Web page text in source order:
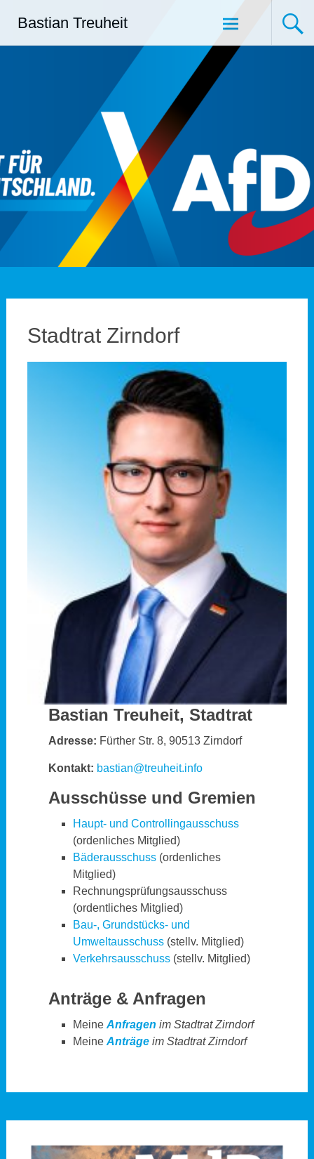
InhaltBastian Treuheit
Stadtrat Zirndorf
Bastian Treuheit, Stadtrat
Adresse: Fürther Str. 8, 90513 Zirndorf
Kontakt: bastian@treuheit.info
Ausschüsse und Gremien
Haupt- und Controllingausschuss
(ordenliches Mitglied)
Bäderausschuss(ordenliches
Mitglied)
Rechnungsprüfungsausschuss
(ordentliches Mitglied)
Bau-, Grundstücks- und
Umweltausschuss(stellv. Mitglied)
Verkehrsausschuss(stellv. Mitglied)
Anträge & Anfragen
Meine Anfragen im Stadtrat Zirndorf
Meine Anträge im Stadtrat Zirndorf